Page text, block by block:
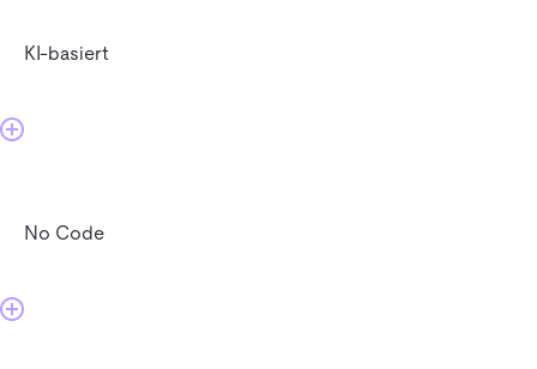
KI-basiert
No Code